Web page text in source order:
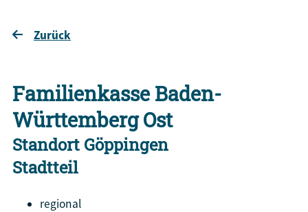
Zurück
Familienkasse Baden-
Württemberg Ost
Standort Göppingen
Stadtteil
regional